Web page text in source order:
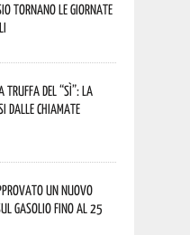
tornano le Giornate
truffa del “Sì”: la
dalle chiamate
un nuovo
gasolio fino al 25